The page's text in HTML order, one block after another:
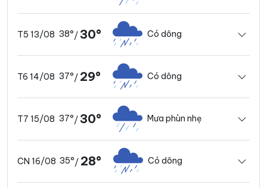
T5 13/08 38°/30° Có dông
T6 14/08 37°/ 29° Có dông
T7 15/08 37°/30° Mưa phùn nhẹ
CN 16/08 35°/ 28° Có dông